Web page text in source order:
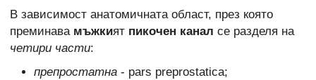
В зависимост анатомичната област, през която
преминава мъжкият пикочен канал се разделя на
четири части:
препростатна- pars preprostatica;